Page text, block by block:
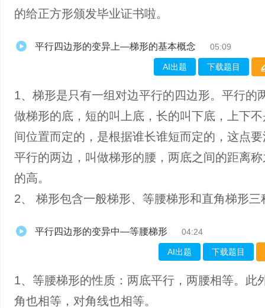
的给正方形颁发毕业证书啦。
平行四边形的变异上—梯形的基本概念 05:09
AI出题 下载题目
1、​梯形是只有一组对边平行的四边形。平行的
做梯形的底，短的叫上底，长的叫下底，上下
间位置而定的，是根据谁长谁短而定的，这点
平行的两边，叫做梯形的腰，两底之间的距离
的高。
2、 梯形包含一般梯形、等腰梯形和直角梯形三
平行四边形的变异中—等腰梯形 04:24
AI出题 下载题目
1、等腰梯形的性质：两底平行，两腰相等。此
角也相等，对角线也相等。